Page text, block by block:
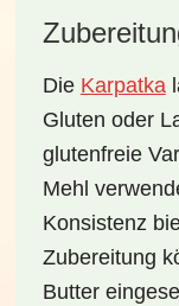
Die Karpatka
Gluten oder
glutenfreie
Mehl
Konsistenz
Zubereitung
Butter